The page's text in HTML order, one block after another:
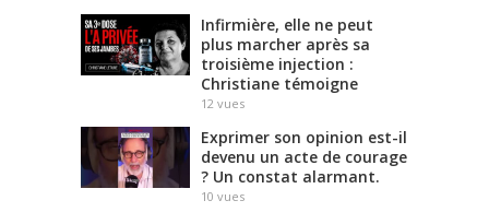
Infirmière, elle ne peut
plus marcher après sa
troisième injection :
Christiane témoigne
12 vues
Exprimer son opinion est-il
devenu un acte de courage
? Un constat alarmant.
10 vues